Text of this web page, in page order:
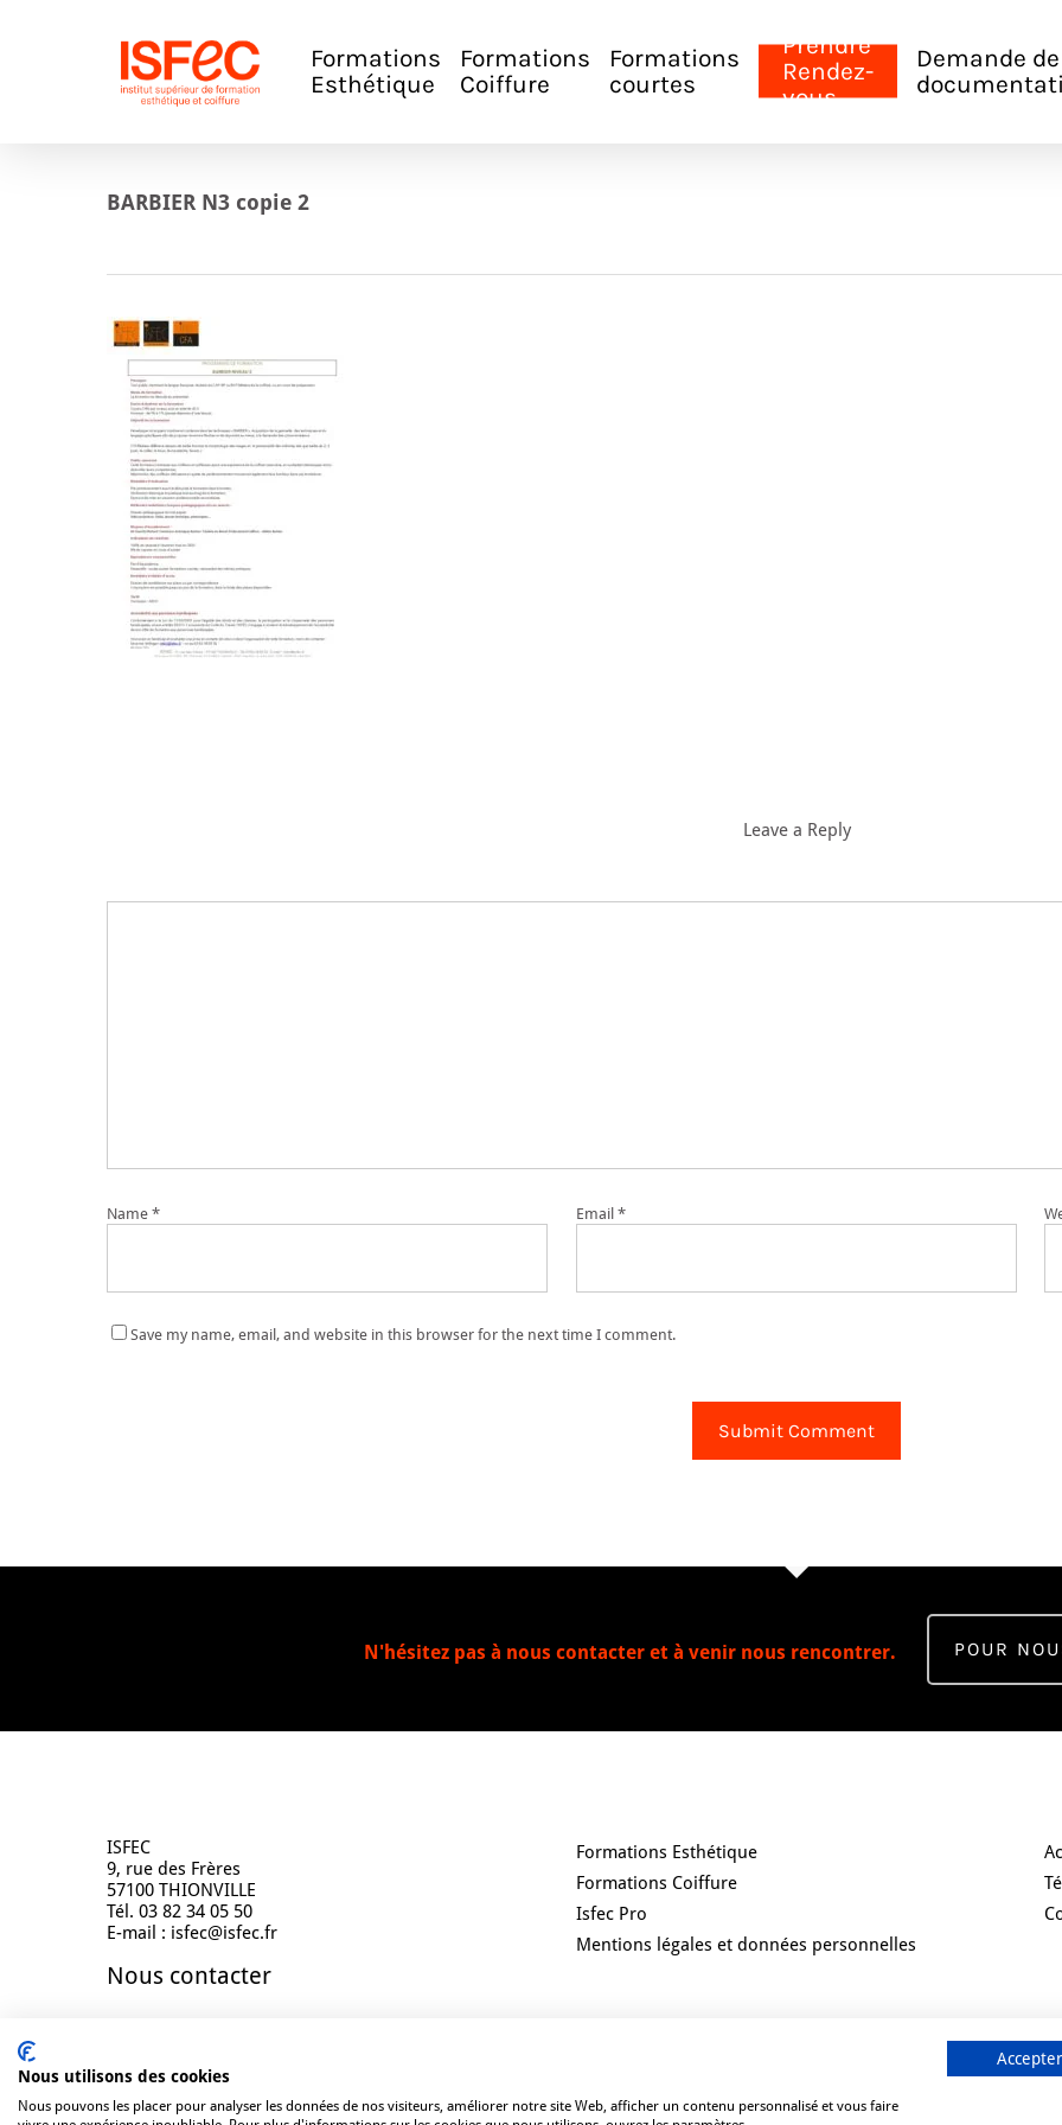
Formations
Esthétique
Formations
Coiffure
Formations
courtes
Prendre
Rendez-
vous
Demande de
BARBIER N3 copie 2
Leave a Reply
Name * Email *
Save my name, email, and website in this browser for the next time I comment.
N'hésitez pas à nous contacter et à venir nous rencontrer. POUR
ISFEC
9, rue des Frères
57100 THIONVILLE
Tél. 03 82 34 05 50
E-mail : isfec@isfec.fr
Nous contacter
Formations Esthétique
Formations Coiffure
Isfec Pro
Mentions légales et données personnelles
Nous utilisons des cookies
Nous pouvons les placer pour analyser les données de nos visiteurs, améliorer notre site Web, afficher un contenu personnalisé et vous faire